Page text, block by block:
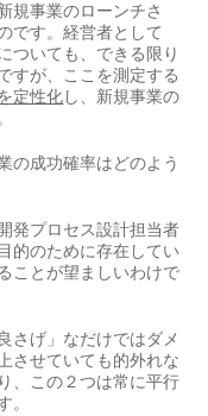
規事業のローンチさ
です。経営者として
ついても、できる限り
すが、ここを測定する
定性化し、新規事業の
の成功確率はどのよう
発プロセス設計担当者
的のために存在してい
ことが望ましいわけで
さげ」なだけではダメ
させていても的外れな
、この２つは常に平行
。